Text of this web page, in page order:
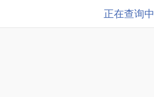
正在查询中